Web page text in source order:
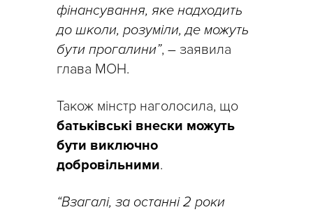
фінансування, яке надходить
до школи, розуміли, де можуть
бути прогалини”, – заявила
глава МОН.
Також мінстр наголосила, що
батьківські внески можуть
бути виключно
добровільними.
“Взагалі, за останні 2 роки